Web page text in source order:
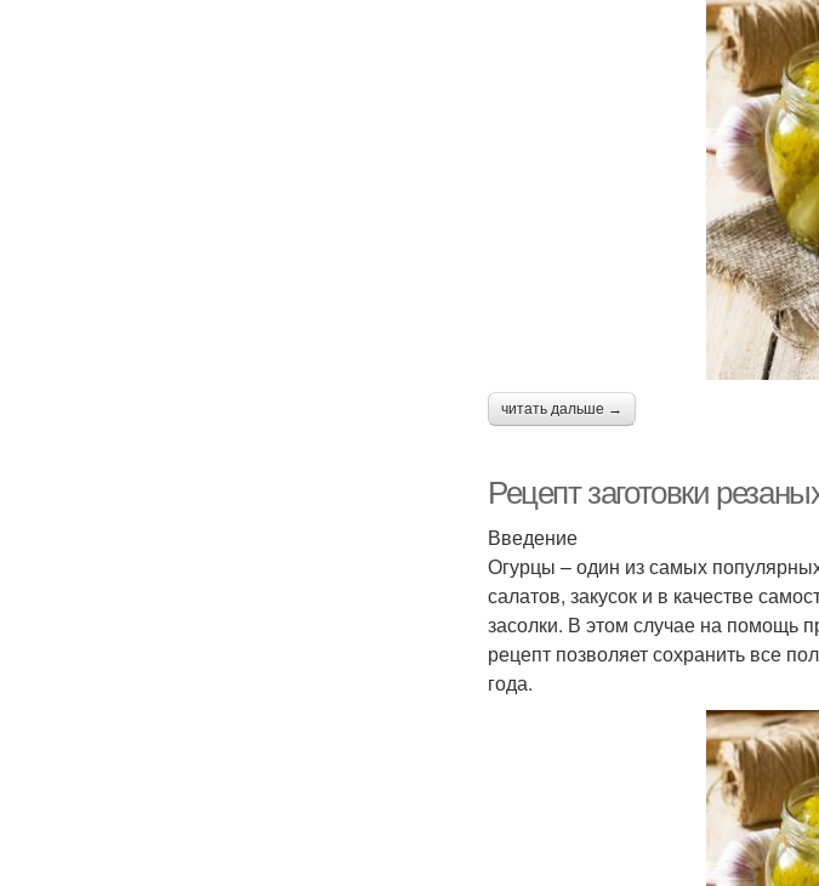
читать дальше →
Рецепт заготовки
Введение
Огурцы – один из самых
салатов, закусок и в качестве
засолки. В этом случае на помощь
рецепт позволяет сохранить все
года.